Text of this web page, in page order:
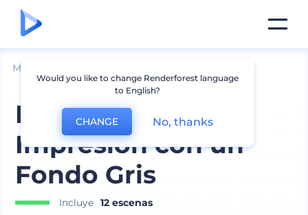
Mockups
Paquete de
Impresión con un
Fondo Gris
Incluye 12 escenas
Would you like to change Renderforest language
to English?
CHANGE No, thanks